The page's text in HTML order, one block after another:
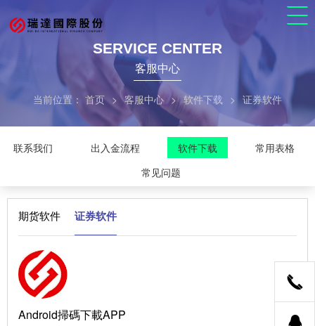
SERVICE CENTER
客服中心
当前位置： 首页 > 客服中心 > 软件下载 > 证券软件
联系我们 出入金流程 软件下载
常用表格
常见问题
期货软件 证券软件
Android掃碼下載APP